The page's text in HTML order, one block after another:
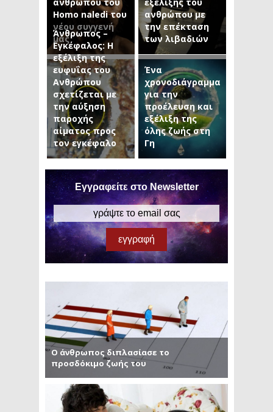
Homo naledi του
νέου συγγενή
μας
ανθρώπου με
την επέκταση
των λιβαδιών
Άνθρωπος –
Εγκέφαλος: Η
εξέλιξη της
ευφυΐας του
Ανθρώπου
σχετίζεται με
την αύξηση
παροχής
αίματος προς
τον εγκέφαλο
Ένα
χρονοδιάγραμμα
για την
προέλευση και
εξέλιξη της
όλης ζωής στη
Γη
Εγγραφείτε στο Newsletter
O άνθρωπος διπλασίασε το
προσδόκιμο ζωής του